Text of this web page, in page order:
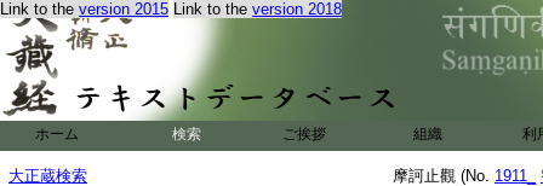
Link to the version 2015 Link to the version 2018
ホーム 検索 ご挨拶 組織 利
大正蔵検索 摩訶止觀 (No. 1911_
道密悟。而其法門
由著心著於著法因
生邪見也。若三藏
法。體是清淨滅煩
一百年。十萬人出
十萬人出家。一萬
不著無著法。發心